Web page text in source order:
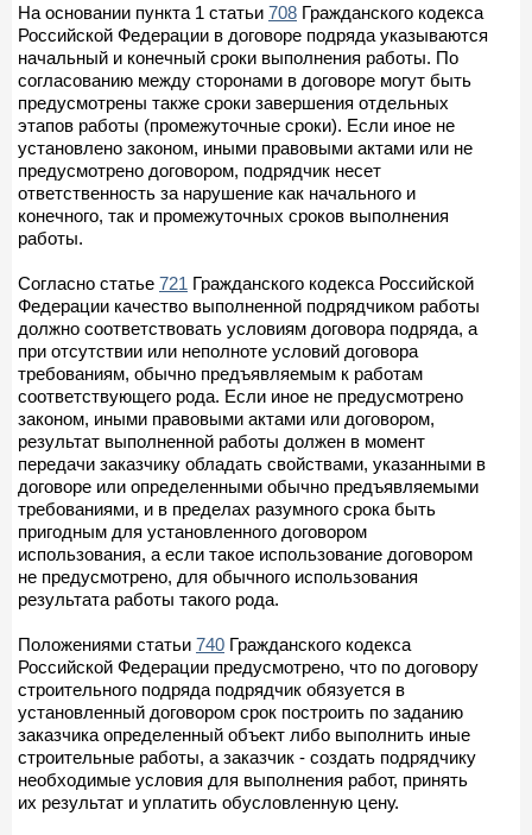
На основании пункта 1 статьи 708 Гражданского кодекса
Российской Федерации в договоре подряда указываются
начальный и конечный сроки выполнения работы. По
согласованию между сторонами в договоре могут быть
предусмотрены также сроки завершения отдельных
этапов работы (промежуточные сроки). Если иное не
установлено законом, иными правовыми актами или не
предусмотрено договором, подрядчик несет
ответственность за нарушение как начального и
конечного, так и промежуточных сроков выполнения
работы.
Согласно статье 721 Гражданского кодекса Российской
Федерации качество выполненной подрядчиком работы
должно соответствовать условиям договора подряда, а
при отсутствии или неполноте условий договора
требованиям, обычно предъявляемым к работам
соответствующего рода. Если иное не предусмотрено
законом, иными правовыми актами или договором,
результат выполненной работы должен в момент
передачи заказчику обладать свойствами, указанными в
договоре или определенными обычно предъявляемыми
требованиями, и в пределах разумного срока быть
пригодным для установленного договором
использования, а если такое использование договором
не предусмотрено, для обычного использования
результата работы такого рода.
Положениями статьи 740 Гражданского кодекса
Российской Федерации предусмотрено, что по договору
строительного подряда подрядчик обязуется в
установленный договором срок построить по заданию
заказчика определенный объект либо выполнить иные
строительные работы, а заказчик - создать подрядчику
необходимые условия для выполнения работ, принять
их результат и уплатить обусловленную цену.